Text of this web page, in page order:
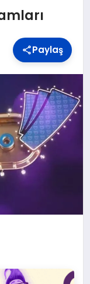
Paylaş